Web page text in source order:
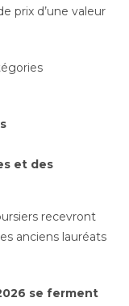
prix d’une valeur
et des
recevront
anciens lauréats
se ferment